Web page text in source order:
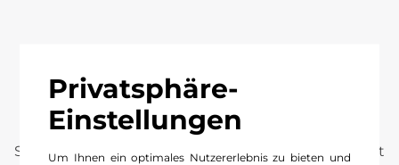
Privatsphäre-
Einstellungen
Um Ihnen ein optimales Nutzererlebnis zu bieten und
Aufmerksame Helfer an Bord.
Safety first – das kannst du von einem Fahrzeug mit